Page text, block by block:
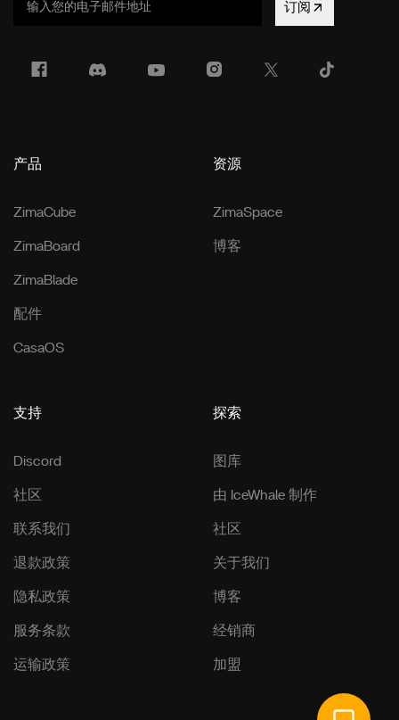
订阅
产品
ZimaCube
ZimaBoard
ZimaBlade
配件
CasaOS
资源
ZimaSpace
博客
支持
Discord
社区
联系我们
退款政策
隐私政策
服务条款
运输政策
探索
图库
由 IceWhale 制作
社区
关于我们
博客
经销商
加盟